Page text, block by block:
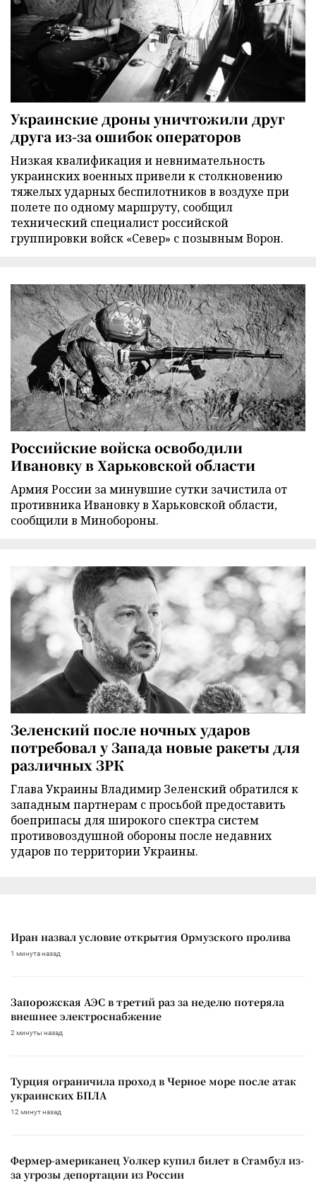
Украинские дроны уничтожили друг
друга из-за ошибок операторов
Низкая квалификация и невнимательность
украинских военных привели к столкновению
тяжелых ударных беспилотников в воздухе при
полете по одному маршруту, сообщил
технический специалист российской
группировки войск «Север» с позывным Ворон.
Российские войска освободили
Ивановку в Харьковской области
Армия России за минувшие сутки зачистила от
противника Ивановку в Харьковской области,
сообщили в Минобороны.
Зеленский после ночных ударов
потребовал у Запада новые ракеты для
различных ЗРК
Глава Украины Владимир Зеленский обратился к
западным партнерам с просьбой предоставить
боеприпасы для широкого спектра систем
противовоздушной обороны после недавних
ударов по территории Украины.
Иран назвал условие открытия Ормузского пролива
1 минута назад
Запорожская АЭС в третий раз за неделю потеряла
внешнее электроснабжение
2 минуты назад
Турция ограничила проход в Черное море после атак
украинских БПЛА
12 минут назад
Фермер-американец Уолкер купил билет в Стамбул из-
за угрозы депортации из России